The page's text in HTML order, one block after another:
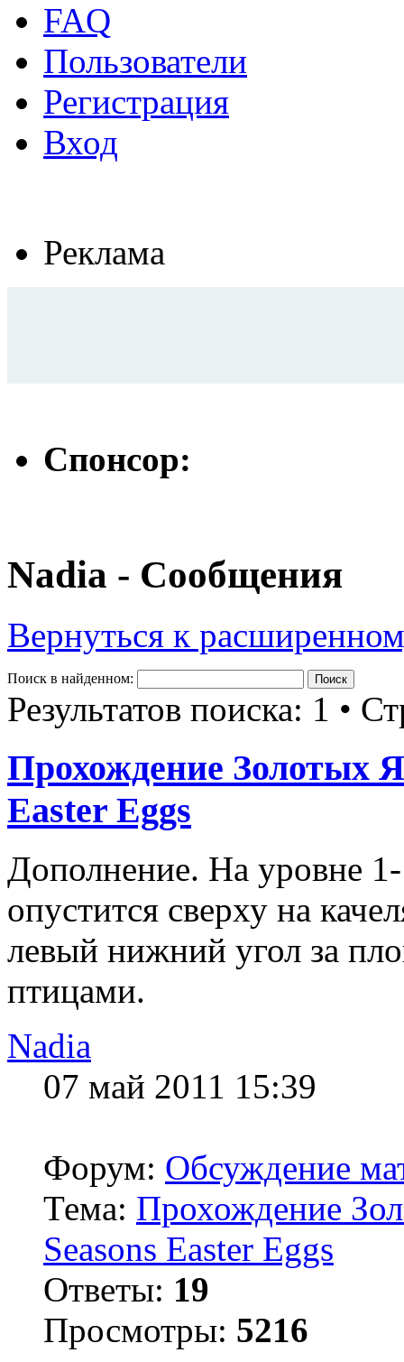
FAQ
Пользователи
Регистрация
Вход
Реклама
Спонсор:
Nadia - Сообщения
Вернуться к
Поиск в найденном:
Результатов поиска: 1 •
Прохождение Золотых
Easter Eggs
Дополнение. На уровне
опустится сверху на
левый нижний угол за
птицами.
Nadia
07 май 2011 15:39
Форум: Обсуждение
Тема: Прохождение
Seasons Easter Eggs
Ответы: 19
Просмотры: 5216